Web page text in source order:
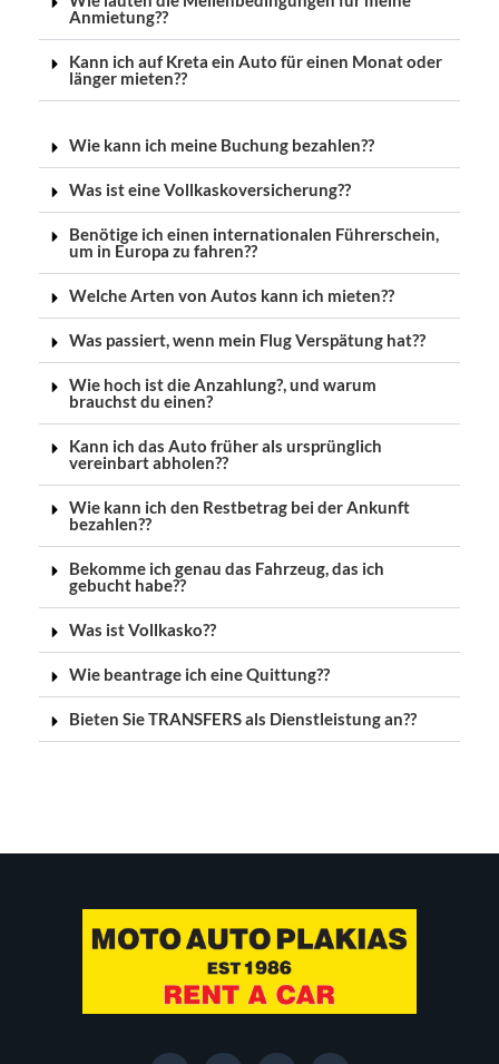
Anmietung??
Kann ich auf Kreta ein Auto für einen Monat oder
länger mieten??
Wie kann ich meine Buchung bezahlen??
Was ist eine Vollkaskoversicherung??
Benötige ich einen internationalen Führerschein,
um in Europa zu fahren??
Welche Arten von Autos kann ich mieten??
Was passiert, wenn mein Flug Verspätung hat??
Wie hoch ist die Anzahlung?, und warum
brauchst du einen?
Kann ich das Auto früher als ursprünglich
vereinbart abholen??
Wie kann ich den Restbetrag bei der Ankunft
bezahlen??
Bekomme ich genau das Fahrzeug, das ich
gebucht habe??
Was ist Vollkasko??
Wie beantrage ich eine Quittung??
Bieten Sie TRANSFERS als Dienstleistung an??